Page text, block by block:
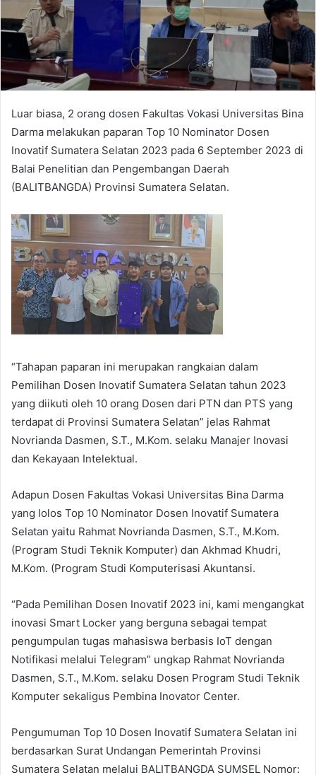
Luar biasa, 2 orang dosen Fakultas Vokasi Universitas Bina
Darma melakukan paparan Top 10 Nominator Dosen
Inovatif Sumatera Selatan 2023 pada 6 September 2023 di
Balai Penelitian dan Pengembangan Daerah
(BALITBANGDA) Provinsi Sumatera Selatan.
“Tahapan paparan ini merupakan rangkaian dalam
Pemilihan Dosen Inovatif Sumatera Selatan tahun 2023
yang diikuti oleh 10 orang Dosen dari PTN dan PTS yang
terdapat di Provinsi Sumatera Selatan” jelas Rahmat
Novrianda Dasmen, S.T., M.Kom. selaku Manajer Inovasi
dan Kekayaan Intelektual.
Adapun Dosen Fakultas Vokasi Universitas Bina Darma
yang lolos Top 10 Nominator Dosen Inovatif Sumatera
Selatan yaitu Rahmat Novrianda Dasmen, S.T., M.Kom.
(Program Studi Teknik Komputer) dan Akhmad Khudri,
M.Kom. (Program Studi Komputerisasi Akuntansi.
“Pada Pemilihan Dosen Inovatif 2023 ini, kami mengangkat
inovasi Smart Locker yang berguna sebagai tempat
pengumpulan tugas mahasiswa berbasis IoT dengan
Notifikasi melalui Telegram” ungkap Rahmat Novrianda
Dasmen, S.T., M.Kom. selaku Dosen Program Studi Teknik
Komputer sekaligus Pembina Inovator Center.
Pengumuman Top 10 Dosen Inovatif Sumatera Selatan ini
berdasarkan Surat Undangan Pemerintah Provinsi
Sumatera Selatan melalui BALITBANGDA SUMSEL Nomor: